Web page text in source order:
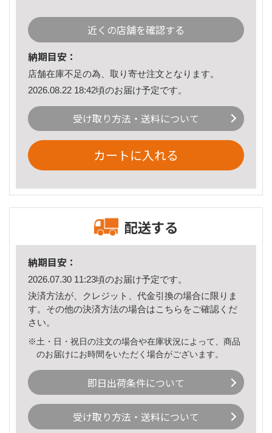
近くの店舗を確認する
納期目安：
店舗在庫不足の為、取り寄せ注文となります。
2026.08.22 18:42頃のお届け予定です。
受け取り方法・送料について
カートに入れる
配送する
納期目安：
2026.07.30 11:23頃のお届け予定です。
決済方法が、クレジット、代金引換の場合に限りま
す。その他の決済方法の場合はこちら をご確認くだ
さい。
※土・日・祝日の注文の場合や在庫状況によって、商品
のお届けにお時間をいただく場合がございます。
即日出荷条件について
受け取り方法・送料について